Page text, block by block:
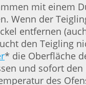
mit einem
Wenn der
entfernen
den Teigling
* die Oberfläche
und sofort
des